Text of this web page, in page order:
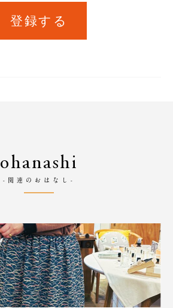
登録する
ohanashi
-関連のおはなし-